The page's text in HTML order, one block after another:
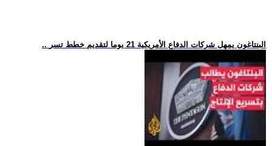
.. البنتاغون يمهل شركات الدفاع الأمريكية 21 يوما لتقديم خطط تسر